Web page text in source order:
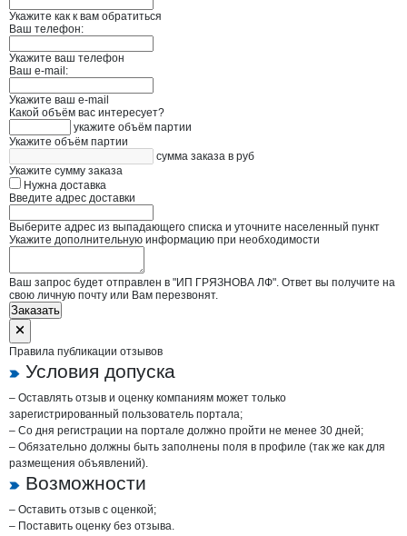
Укажите как к вам обратиться
Ваш телефон:
Укажите ваш телефон
Ваш e-mail:
Укажите ваш e-mail
Какой объём вас интересует?
укажите объём партии
Укажите объём партии
сумма заказа в руб
Укажите сумму заказа
Нужна доставка
Введите адрес доставки
Выберите адрес из выпадающего списка и уточните населенный пункт
Укажите дополнительную информацию при необходимости
Ваш запрос будет отправлен в "ИП ГРЯЗНОВА ЛФ". Ответ вы получите на
свою личную почту или Вам перезвонят.
Заказать
Правила публикации отзывов
Условия допуска
– Оставлять отзыв и оценку компаниям может только
зарегистрированный пользователь портала;
– Со дня регистрации на портале должно пройти не менее 30 дней;
– Обязательно должны быть заполнены поля в профиле (так же как для
размещения объявлений).
Возможности
– Оставить отзыв с оценкой;
– Поставить оценку без отзыва.